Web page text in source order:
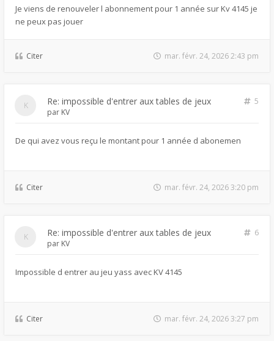
Je viens de renouveler l abonnement pour 1 année sur Kv 4145 je
ne peux pas jouer
Citer mar. févr. 24, 2026 2:43 pm
Re: impossible d'entrer aux tables de jeux
5
par KV
De qui avez vous reçu le montant pour 1 année d abonemen
Citer mar. févr. 24, 2026 3:20 pm
Re: impossible d'entrer aux tables de jeux
6
par KV
Impossible d entrer au jeu yass avec KV 4145
Citer mar. févr. 24, 2026 3:27 pm